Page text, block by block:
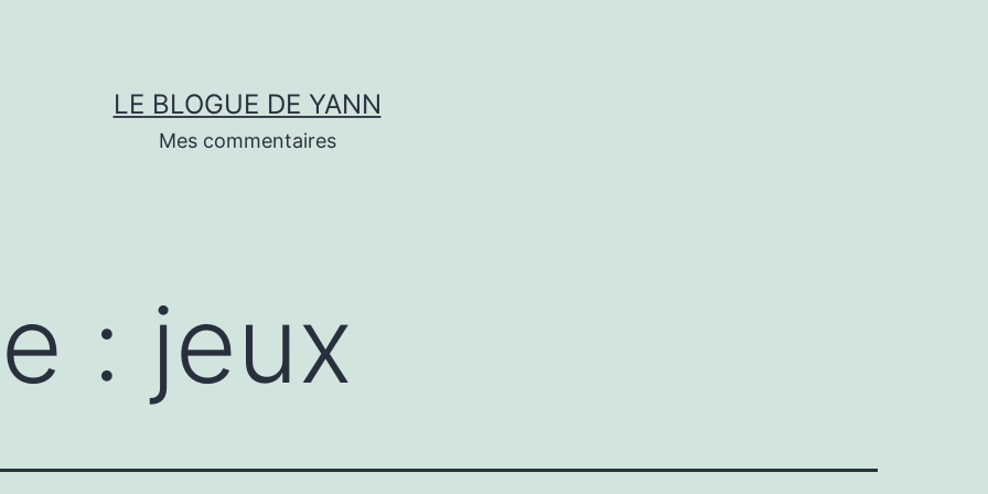
LE BLOGUE DE YANN
Mes commentaires
: jeux